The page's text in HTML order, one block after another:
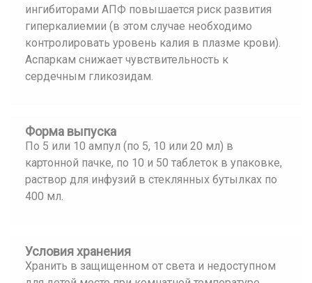
ингибиторами АПФ повышается риск развития
гиперкалиемии (в этом случае необходимо
контролировать уровень калия в плазме крови).
Аспаркам снижает чувствительность к
сердечным гликозидам.
Форма выпуска
По 5 или 10 ампул (по 5, 10 или 20 мл) в
картонной пачке, по 10 и 50 таблеток в упаковке,
раствор для инфузий в стеклянных бутылках по
400 мл.
Условия хранения
Хранить в защищенном от света и недоступном